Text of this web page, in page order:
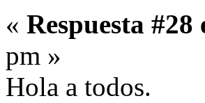
« Respuesta #28
pm »
Hola a todos.